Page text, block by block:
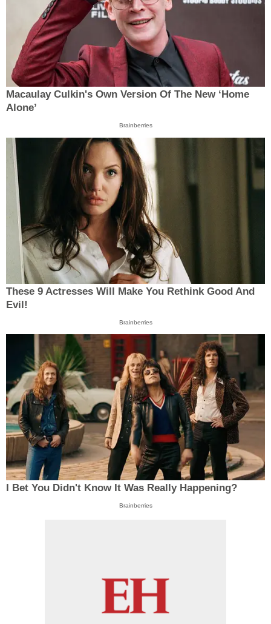
Macaulay Culkin's Own Version Of The New ‘Home
Alone’
Brainberries
These 9 Actresses Will Make You Rethink Good And
Evil!
Brainberries
I Bet You Didn't Know It Was Really Happening?
Brainberries